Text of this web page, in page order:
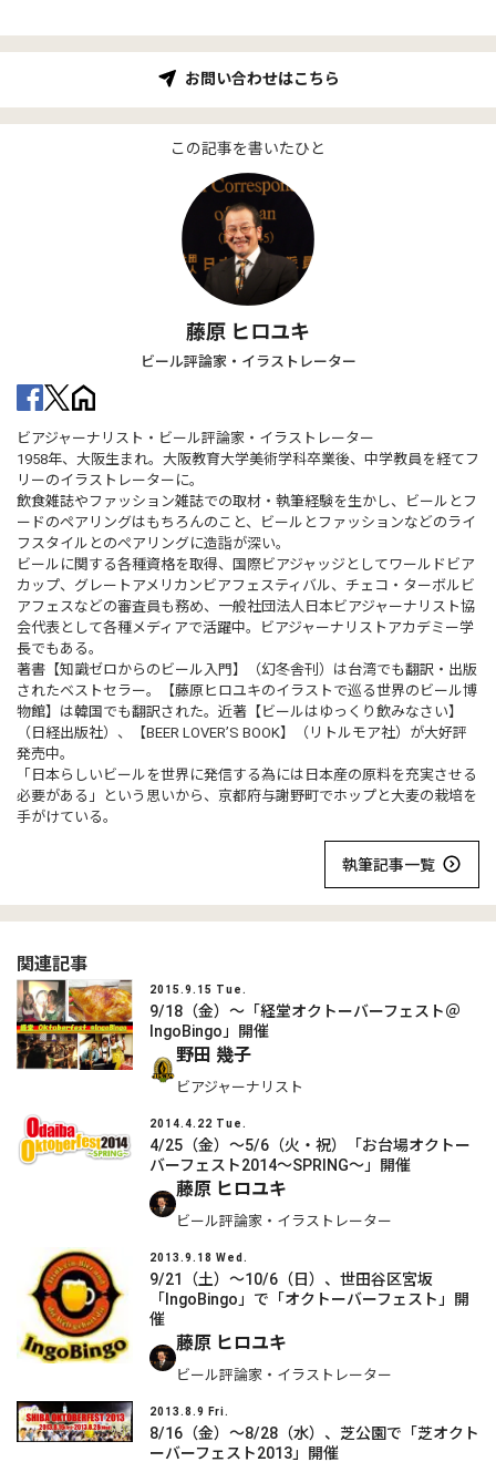
お問い合わせはこちら
この記事を書いたひと
藤原 ヒロユキ
ビール評論家・イラストレーター
ビアジャーナリスト・ビール評論家・イラストレーター
1958年、大阪生まれ。大阪教育大学美術学科卒業後、中学教員を経てフ
リーのイラストレーターに。
飲食雑誌やファッション雑誌での取材・執筆経験を生かし、ビールとフ
ードのペアリングはもちろんのこと、ビールとファッションなどのライ
フスタイルとのペアリングに造詣が深い。
ビールに関する各種資格を取得、国際ビアジャッジとしてワールドビア
カップ、グレートアメリカンビアフェスティバル、チェコ・ターボルビ
アフェスなどの審査員も務め、一般社団法人日本ビアジャーナリスト協
会代表として各種メディアで活躍中。ビアジャーナリストアカデミー学
長でもある。
著書【知識ゼロからのビール入門】（幻冬舎刊）は台湾でも翻訳・出版
されたベストセラー。【藤原ヒロユキのイラストで巡る世界のビール博
物館】は韓国でも翻訳された。近著【ビールはゆっくり飲みなさい】
（日経出版社）、【BEER LOVER’S BOOK】（リトルモア社）が大好評
発売中。
「日本らしいビールを世界に発信する為には日本産の原料を充実させる
必要がある」という思いから、京都府与謝野町でホップと大麦の栽培を
手がけている。
執筆記事一覧
関連記事
2015.9.15 Tue.
9/18（金）〜「経堂オクトーバーフェスト＠
IngoBingo」開催
野田 幾子
ビアジャーナリスト
2014.4.22 Tue.
4/25（金）～5/6（火・祝）「お台場オクトー
バーフェスト2014～SPRING～」開催
藤原 ヒロユキ
ビール評論家・イラストレーター
2013.9.18 Wed.
9/21（土）～10/6（日）、世田谷区宮坂
「IngoBingo」で「オクトーバーフェスト」開
催
藤原 ヒロユキ
ビール評論家・イラストレーター
2013.8.9 Fri.
8/16（金）～8/28（水）、芝公園で「芝オクト
ーバーフェスト2013」開催